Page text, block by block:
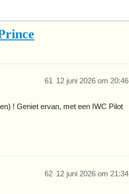
12 juni 2026 om 20:46
61
! Geniet ervan, met een IWC Pilot
12 juni 2026 om 21:34
62